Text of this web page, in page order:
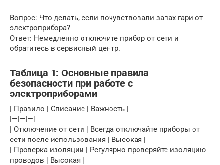
Вопрос: Что делать, если почувствовали запах гари от
электроприбора?
Ответ: Немедленно отключите прибор от сети и
обратитесь в сервисный центр.
Таблица 1: Основные правила
безопасности при работе с
электроприборами
| Правило | Описание | Важность |
|—|—|—|
| Отключение от сети | Всегда отключайте приборы от
сети после использования | Высокая |
| Проверка изоляции | Регулярно проверяйте изоляцию
проводов | Высокая |